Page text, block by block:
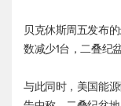
贝克休斯周五发布
数减少1台，二叠纪
与此同时，美国能